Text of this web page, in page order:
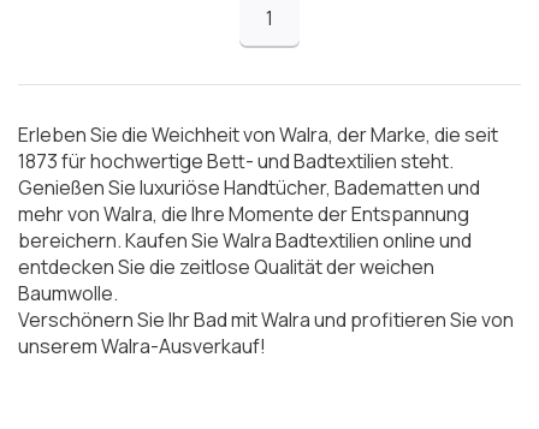
1
Erleben Sie die Weichheit von Walra, der Marke, die seit
1873 für hochwertige Bett- und Badtextilien steht.
Genießen Sie luxuriöse Handtücher, Badematten und
mehr von Walra, die Ihre Momente der Entspannung
bereichern. Kaufen Sie Walra Badtextilien online und
entdecken Sie die zeitlose Qualität der weichen
Baumwolle.
Verschönern Sie Ihr Bad mit Walra und profitieren Sie von
unserem Walra-Ausverkauf!